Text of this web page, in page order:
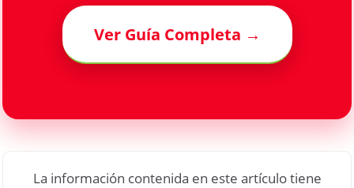
Ver Guía Completa →
La información contenida en este artículo tiene